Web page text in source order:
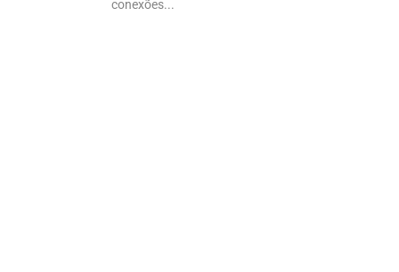
conexões...